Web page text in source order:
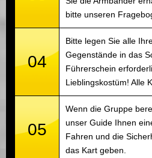
bitte unseren
04
Bitte legen Sie alle
Gegenstände in das
Führerschein
Lieblingskostüm! Alle
05
Wenn die Gruppe
unser Guide Ihnen
Fahren und die
das Kart geben.